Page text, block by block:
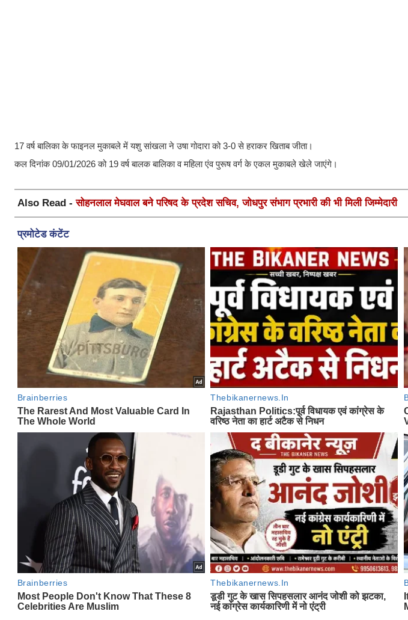
17 वर्ष बालिका के फाइनल मुकाबले में यशु सांखला ने उषा गोदारा को 3-0 से हराकर खिताब जीता।
कल दिनांक 09/01/2026 को 19 वर्ष बालक बालिका व महिला एंव पुरूष वर्ग के एकल मुकाबले खेले जाएंगे।
Also Read -सोहनलाल मेघवाल बने परिषद के प्रदेश सचिव, जोधपुर संभाग प्रभारी की भी मिली जिम्मेदारी